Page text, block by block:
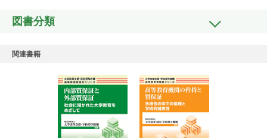
図書分類
関連書籍